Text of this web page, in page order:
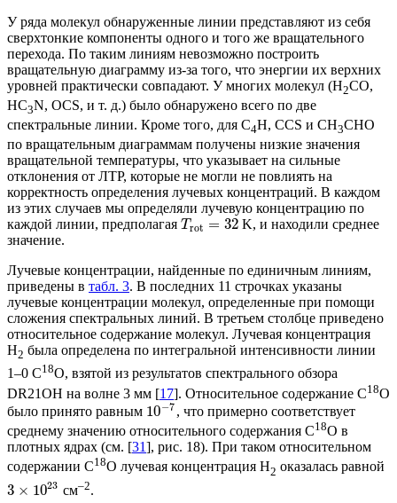
У ряда молекул обнаруженные линии представляют из себя
сверхтонкие компоненты одного и того же вращательного
перехода. По таким линиям невозможно построить
вращательную диаграмму из-за того, что энергии их верхних
уровней практически совпадают. У многих молекул (H2CO,
HC3N, OCS, и т. д.) было обнаружено всего по две
спектральные линии. Кроме того, для C4H, CCS и CH3CHO
по вращательным диаграммам получены низкие значения
вращательной температуры, что указывает на сильные
отклонения от ЛТР, которые не могли не повлиять на
корректность определения лучевых концентраций. В каждом
из этих случаев мы определяли лучевую концентрацию по
каждой линии, предполагая Trot = 32 K, и находили среднее
значение.
Лучевые концентрации, найденные по единичным линиям,
приведены в табл. 3. В последних 11 строчках указаны
лучевые концентрации молекул, определенные при помощи
сложения спектральных линий. В третьем столбце приведено
относительное содержание молекул. Лучевая концентрация
H2 была определена по интегральной интенсивности линии
1–0 C18O, взятой из результатов спектрального обзора
DR21OH на волне 3 мм [17]. Относительное содержание C18O
было принято равным 10−7 , что примерно соответствует
среднему значению относительного содержания C18O в
плотных ядрах (см. [31], рис. 18). При таком относительном
содержании C18O лучевая концентрация H2 оказалась равной
3 × 1023 см–2.